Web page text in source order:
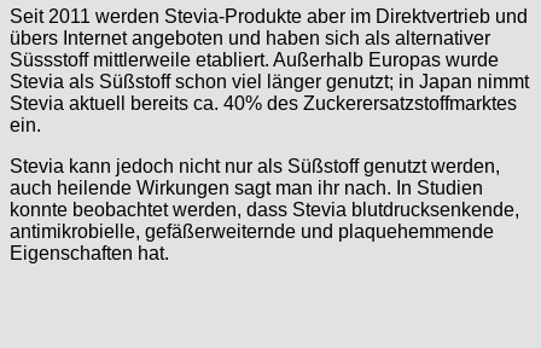
Seit 2011 werden Stevia-Produkte aber im Direktvertrieb und
übers Internet angeboten und haben sich als alternativer
Süssstoff mittlerweile etabliert. Außerhalb Europas wurde
Stevia als Süßstoff schon viel länger genutzt; in Japan nimmt
Stevia aktuell bereits ca. 40% des Zuckerersatzstoffmarktes
ein.
Stevia kann jedoch nicht nur als Süßstoff genutzt werden,
auch heilende Wirkungen sagt man ihr nach. In Studien
konnte beobachtet werden, dass Stevia blutdrucksenkende,
antimikrobielle, gefäßerweiternde und plaquehemmende
Eigenschaften hat.